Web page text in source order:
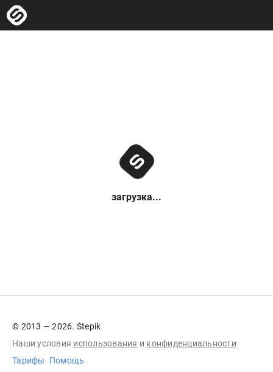
загрузка...
© 2013 — 2026. Stepik
Наши условия использования и конфиденциальности
Тарифы
Помощь